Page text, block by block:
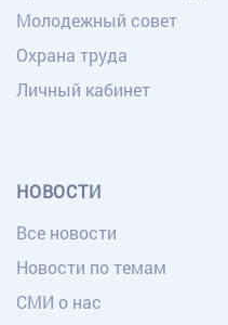
Молодежный совет
Охрана труда
Личный кабинет
НОВОСТИ
Все новости
Новости по темам
СМИ о нас